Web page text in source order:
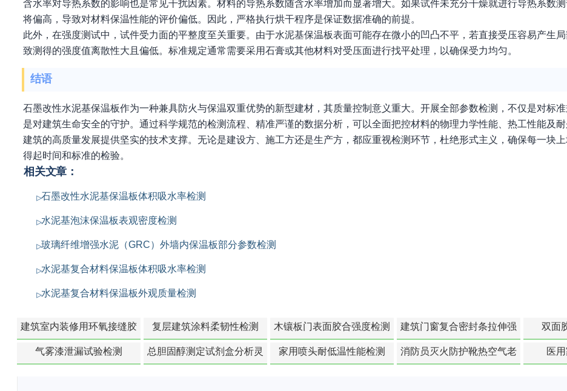
含水率对导热系数的影响也是常见干扰因素。材料的导热系数随含水率增加而显著增大。如果试件未充分干燥就进行导热系数
将偏高，导致对材料保温性能的评价偏低。因此，严格执行烘干程序是保证数据准确的前提。
此外，在强度测试中，试件受力面的平整度至关重要。由于水泥基保温板表面可能存在微小的凹凸不平，若直接受压容易产生
致测得的强度值离散性大且偏低。标准规定通常需要采用石膏或其他材料对受压面进行找平处理，以确保受力均匀。
结语
石墨改性水泥基保温板作为一种兼具防火与保温双重优势的新型建材，其质量控制意义重大。开展全部参数检测，不仅是对标
是对建筑生命安全的守护。通过科学规范的检测流程、精准严谨的数据分析，可以全面把控材料的物理力学性能、热工性能及
建筑的高质量发展提供坚实的技术支撑。无论是建设方、施工方还是生产方，都应重视检测环节，杜绝形式主义，确保每一块
得起时间和标准的检验。
相关文章：
石墨改性水泥基保温板体积吸水率检测
水泥基泡沫保温板表观密度检测
玻璃纤维增强水泥（GRC）外墙内保温板部分参数检测
水泥基复合材料保温板体积吸水率检测
水泥基复合材料保温板外观质量检测
建筑室内装修用环氧接缝胶
苯含量检测
复层建筑涂料柔韧性检测 木镶板门表面胶合强度检测
建筑门窗复合密封条拉伸强
度-硬质塑料材料检测
双面
气雾漆泄漏试验检测
总胆固醇测定试剂盒分析灵
家用喷头耐低温性能检测
消防员灭火防护靴热空气老
医